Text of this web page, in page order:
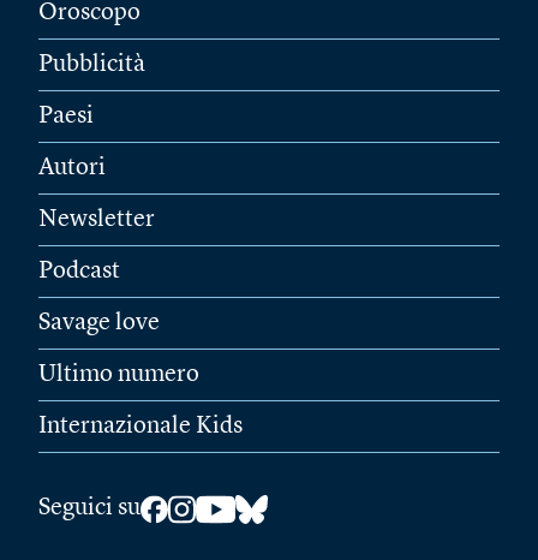
Oroscopo
Pubblicità
Paesi
Autori
Newsletter
Podcast
Savage love
Ultimo numero
Internazionale Kids
Seguici su